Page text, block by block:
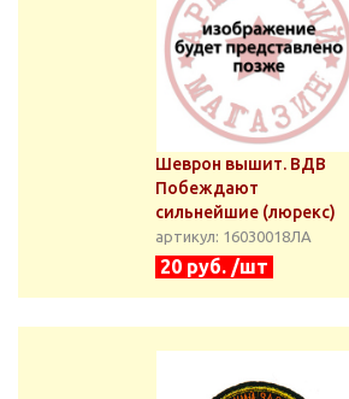
Шеврон вышит. ВДВ
Побеждают
сильнейшие (люрекс)
артикул: 16030018ЛА
20 руб. /шт